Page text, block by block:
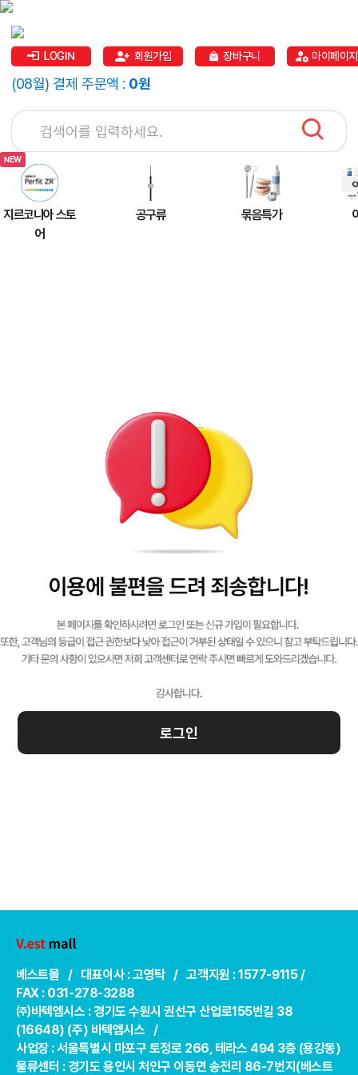
LOGIN 회원가입 장바구니 마이페이지
(08월) 결제 주문액 : 0원
지르코니아 스토
어
공구류 묶음특가
로그인
베스트몰 / 대표이사 : 고영탁 / 고객지원 : 1577-9115 /
FAX : 031-278-3288
㈜바텍엠시스 : 경기도 수원시 권선구 산업로155번길 38
(16648) (주) 바텍엠시스 /
사업장 : 서울특별시 마포구 토정로 266, 테라스 494 3층 (용강동)
물류센터 : 경기도 용인시 처인구 이동면 송전리 86-7번지(베스트